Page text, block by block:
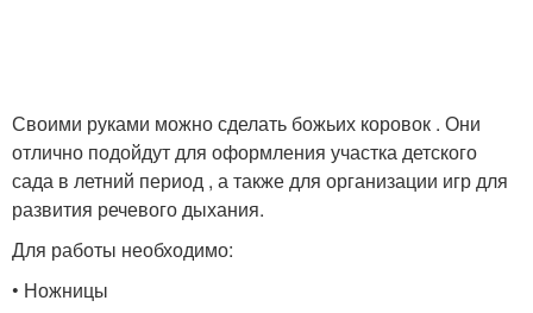
Своими руками можно сделать божьих коровок . Они
отлично подойдут для оформления участка детского
сада в летний период , а также для организации игр для
развития речевого дыхания.
Для работы необходимо:
• Ножницы